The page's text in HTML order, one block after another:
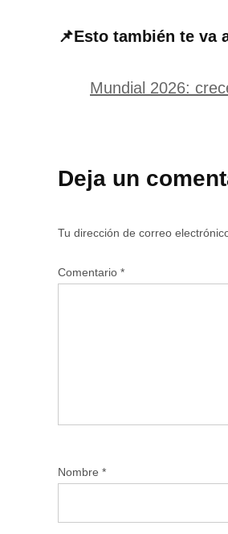
📌Esto también te va
Mundial 2026:
Deja un
Tu dirección de correo
Comentario *
Nombre *